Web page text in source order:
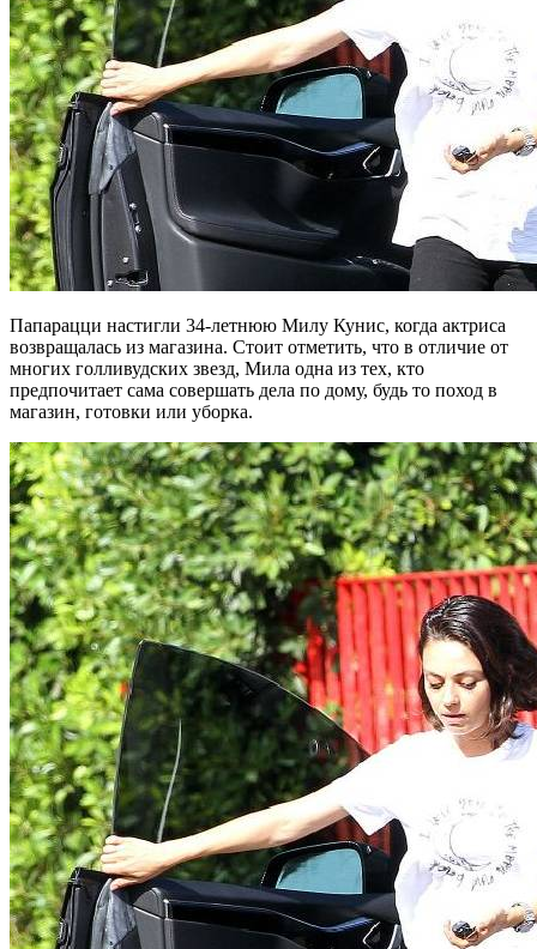
Папарацци настигли 34-летнюю Милу Кунис, когда актриса
возвращалась из магазина. Стоит отметить, что в отличие от
многих голливудских звезд, Мила одна из тех, кто
предпочитает сама совершать дела по дому, будь то поход в
магазин, готовки или уборка.